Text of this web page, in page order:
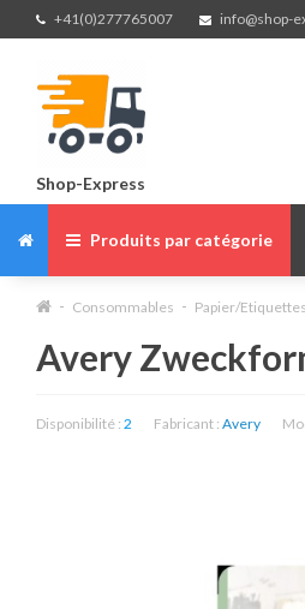
+41(0)277765007 info@shop-
Shop-Express
Produits par catégorie
Consommables Papier/Etiquettes
Avery
Disponibilité : 2 Fabricant : Avery